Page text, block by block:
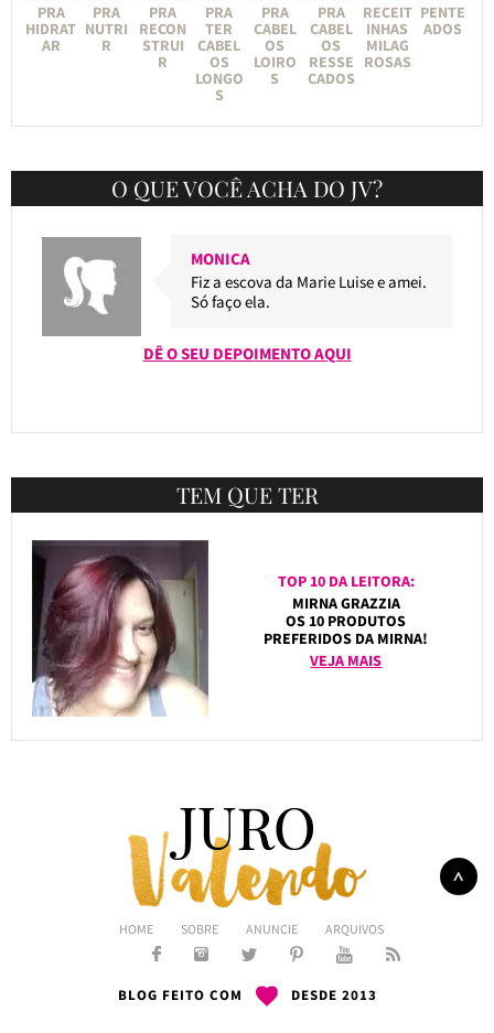
PRA
HIDRAT
AR
PRA
NUTRI
R
PRA
RECON
STRUI
R
PRA
TER
CABEL
OS
LONGO
S
PRA
CABEL
OS
LOIRO
S
PRA
CABEL
OS
RESSE
CADOS
RECEIT
INHAS
MILAG
ROSAS
PENTE
ADOS
O QUE VOCÊ ACHA DO JV?
MONICA
Fiz a escova da Marie Luise e amei.
Só faço ela.
DÊ O SEU DEPOIMENTO AQUI
TEM QUE TER
TOP 10 DA LEITORA:
MIRNA GRAZZIA
OS 10 PRODUTOS
PREFERIDOS DA MIRNA!
VEJA MAIS
HOME SOBRE ANUNCIE ARQUIVOS
BLOG FEITO COM DESDE 2013